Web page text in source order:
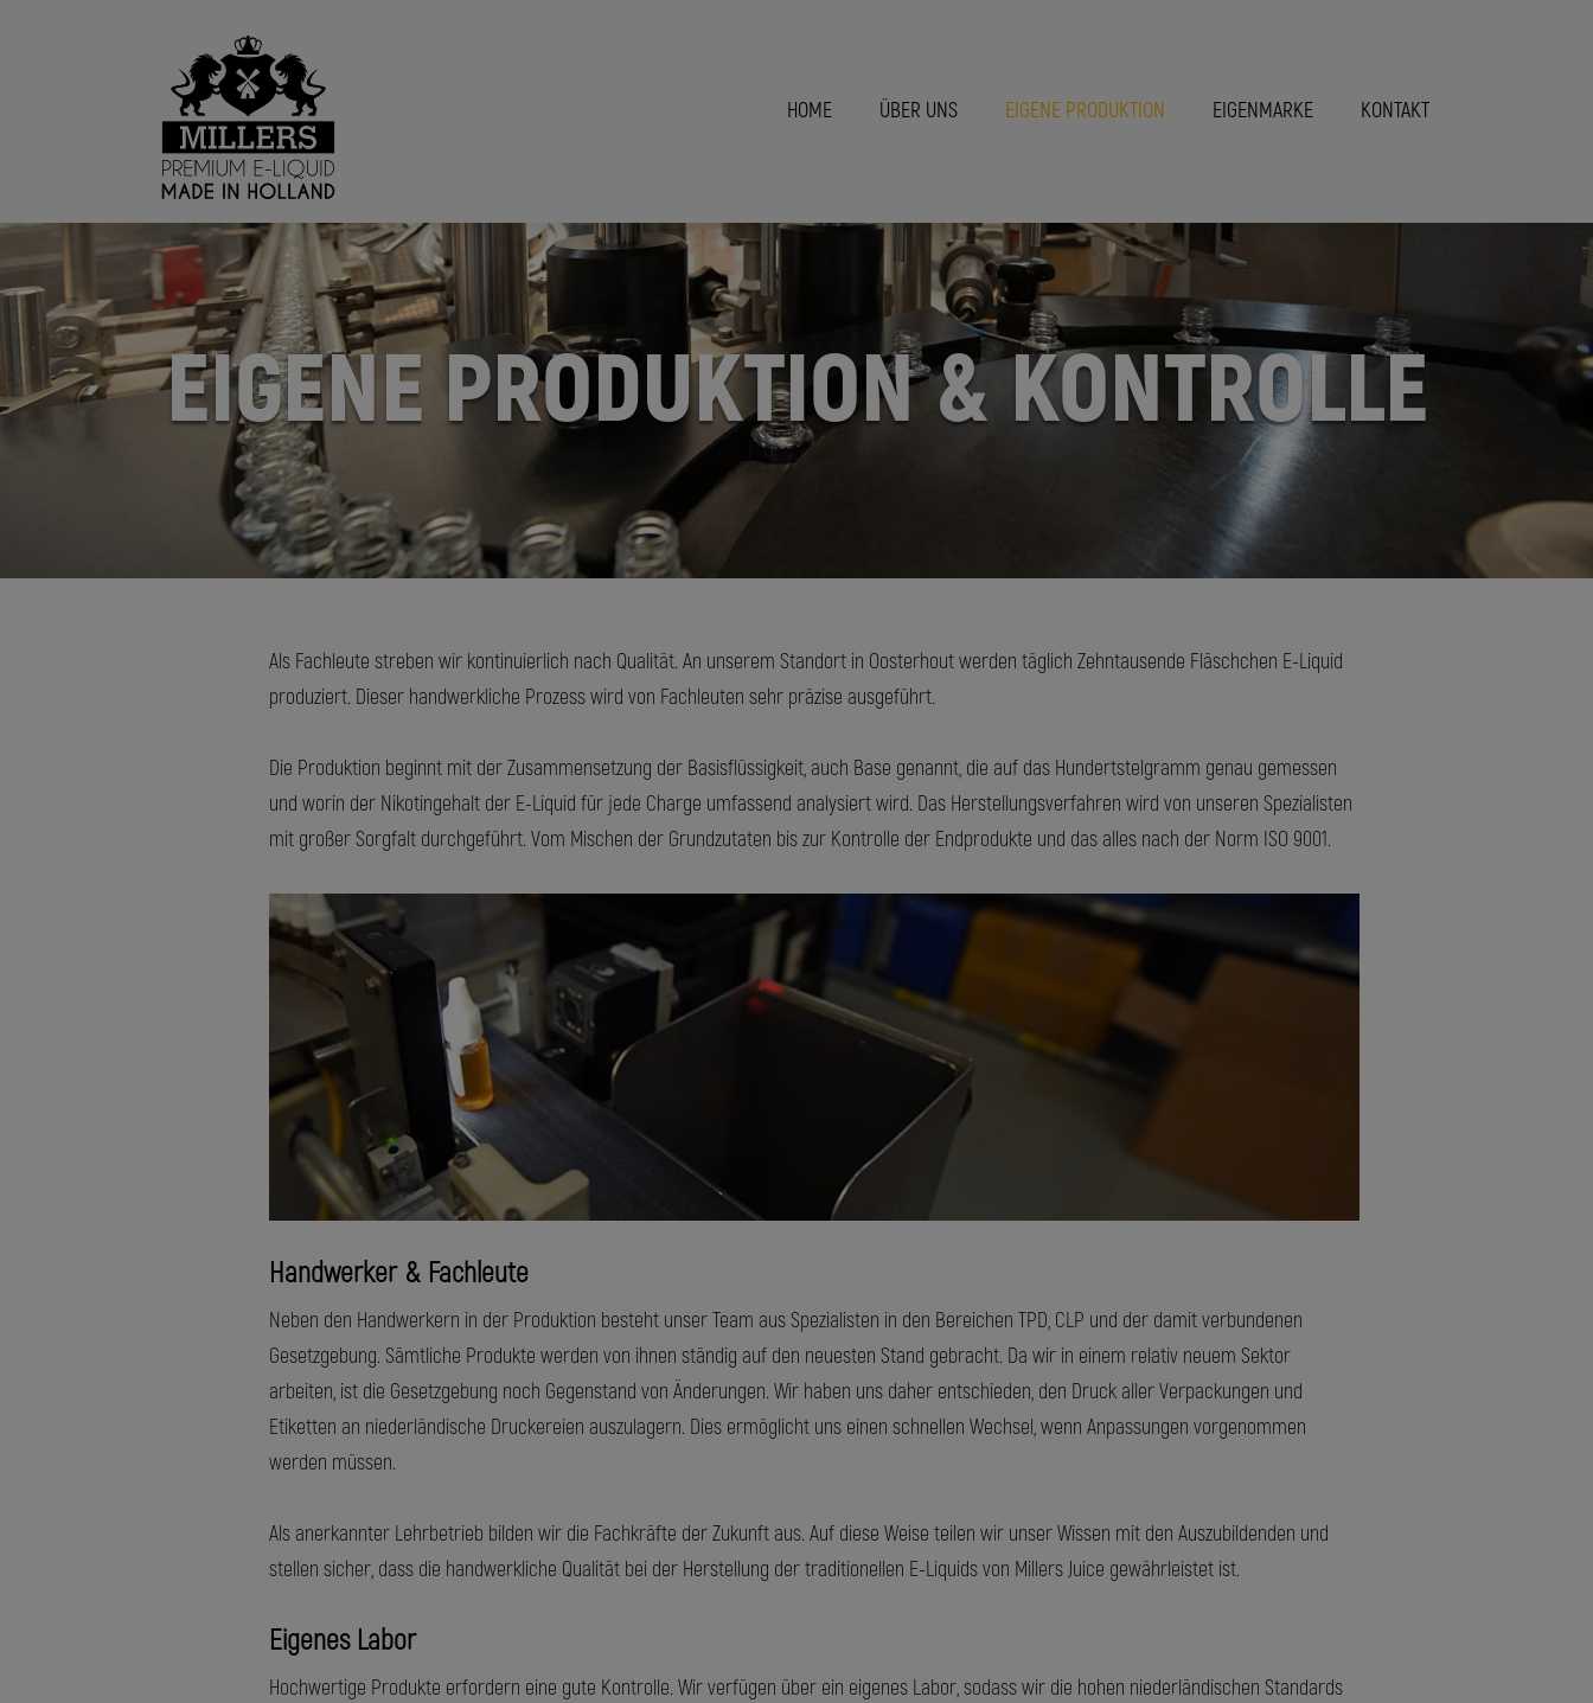
HOME ÜBER UNS EIGENE PRODUKTION EIGENMARKE KONTAKT
EIGENE PRODUKTION & KONTROLLE
Als Fachleute streben wir kontinuierlich nach Qualität. An unserem Standort in Oosterhout werden täglich Zehntausende Fläschchen E-Liquid
produziert. Dieser handwerkliche Prozess wird von Fachleuten sehr präzise ausgeführt.
Die Produktion beginnt mit der Zusammensetzung der Basisflüssigkeit, auch Base genannt, die auf das Hundertstelgramm genau gemessen
und worin der Nikotingehalt der E-Liquid für jede Charge umfassend analysiert wird. Das Herstellungsverfahren wird von unseren Spezialisten
mit großer Sorgfalt durchgeführt. Vom Mischen der Grundzutaten bis zur Kontrolle der Endprodukte und das alles nach der Norm ISO 9001.
Handwerker & Fachleute
Neben den Handwerkern in der Produktion besteht unser Team aus Spezialisten in den Bereichen TPD, CLP und der damit verbundenen
Gesetzgebung. Sämtliche Produkte werden von ihnen ständig auf den neuesten Stand gebracht. Da wir in einem relativ neuem Sektor
arbeiten, ist die Gesetzgebung noch Gegenstand von Änderungen. Wir haben uns daher entschieden, den Druck aller Verpackungen und
Etiketten an niederländische Druckereien auszulagern. Dies ermöglicht uns einen schnellen Wechsel, wenn Anpassungen vorgenommen
werden müssen.
Als anerkannter Lehrbetrieb bilden wir die Fachkräfte der Zukunft aus. Auf diese Weise teilen wir unser Wissen mit den Auszubildenden und
stellen sicher, dass die handwerkliche Qualität bei der Herstellung der traditionellen E-Liquids von Millers Juice gewährleistet ist.
Eigenes Labor
Hochwertige Produkte erfordern eine gute Kontrolle. Wir verfügen über ein eigenes Labor, sodass wir die hohen niederländischen Standards